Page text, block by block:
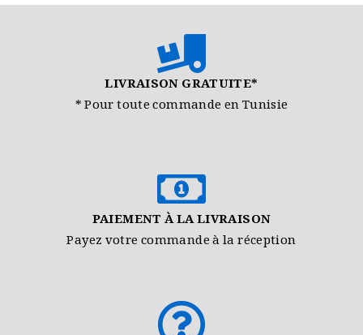
LIVRAISON GRATUITE*
* Pour toute commande en Tunisie
PAIEMENT À LA LIVRAISON
Payez votre commande à la réception